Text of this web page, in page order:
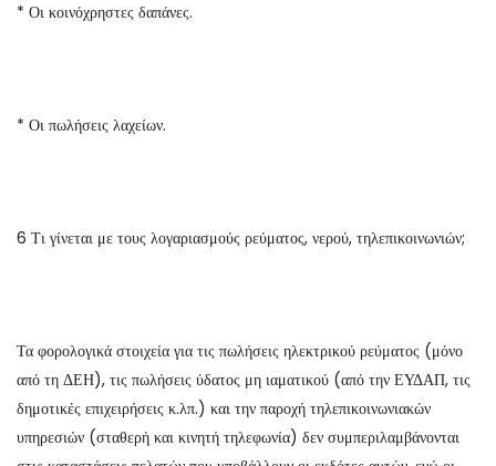
* Οι κοινόχρηστες δαπάνες.
* Οι πωλήσεις λαχείων.
6 Τι γίνεται με τους λογαριασμούς ρεύματος, νερού, τηλεπικοινωνιών;
Τα φορολογικά στοιχεία για τις πωλήσεις ηλεκτρικού ρεύματος (μόνο
από τη ΔΕΗ), τις πωλήσεις ύδατος μη ιαματικού (από την ΕΥΔΑΠ, τις
δημοτικές επιχειρήσεις κ.λπ.) και την παροχή τηλεπικοινωνιακών
υπηρεσιών (σταθερή και κινητή τηλεφωνία) δεν συμπεριλαμβάνονται